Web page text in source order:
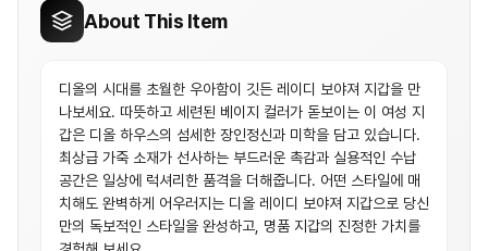
About This Item
디올의 시대를 초월한 우아함이 깃든 레이디 보야져 지갑을 만
나보세요. 따뜻하고 세련된 베이지 컬러가 돋보이는 이 여성 지
갑은 디올 하우스의 섬세한 장인정신과 미학을 담고 있습니다.
최상급 가죽 소재가 선사하는 부드러운 촉감과 실용적인 수납
공간은 일상에 럭셔리한 품격을 더해줍니다. 어떤 스타일에 매
치해도 완벽하게 어우러지는 디올 레이디 보야져 지갑으로 당신
만의 독보적인 스타일을 완성하고, 명품 지갑의 진정한 가치를